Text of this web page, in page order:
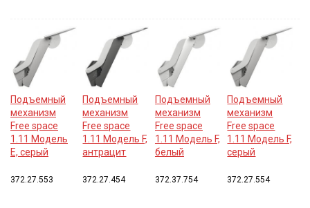
Подъемный
механизм
Free space
1.11 Модель
E, серый
372.27.553
Подъемный
механизм
Free space
1.11 Модель F,
антрацит
372.27.454
Подъемный
механизм
Free space
1.11 Модель F,
белый
372.37.754
Подъемный
механизм
Free space
1.11 Модель F,
серый
372.27.554